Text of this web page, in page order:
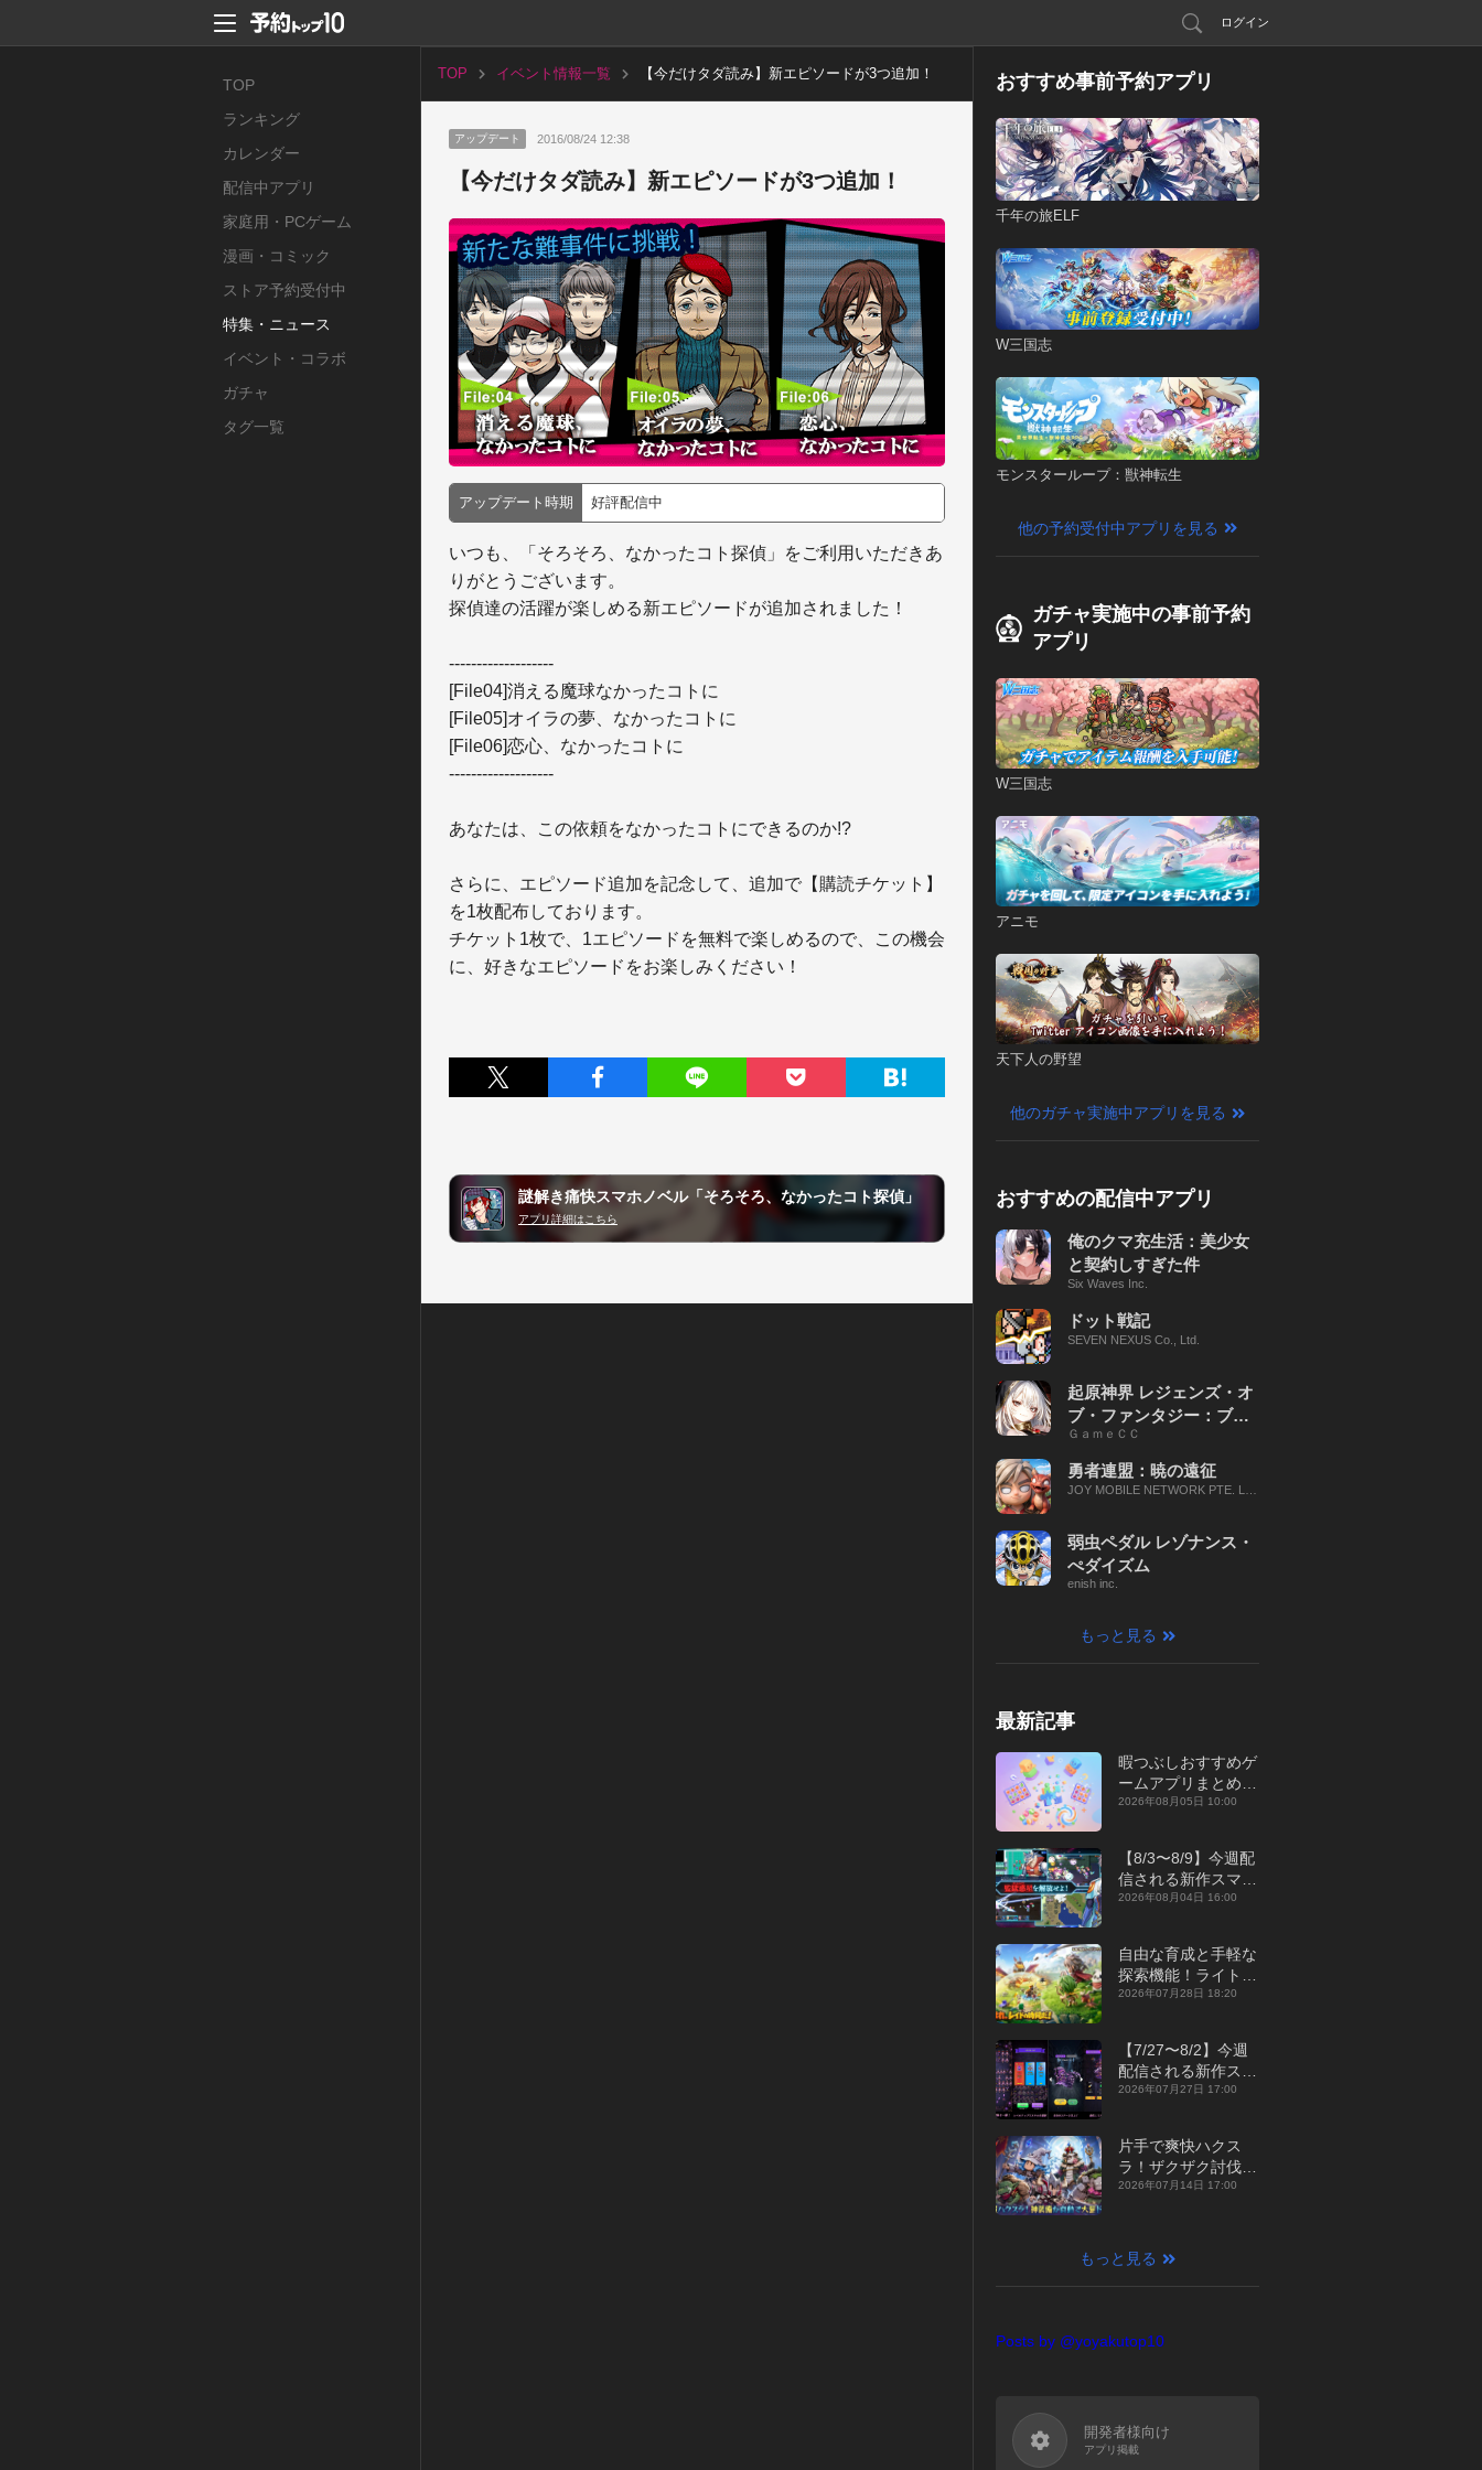
ログイン
TOP
ランキング
カレンダー
配信中アプリ
家庭用・PCゲーム
漫画・コミック
ストア予約受付中
特集・ニュース
イベント・コラボ
ガチャ
タグ一覧
TOP イベント情報一覧 【今だけタダ読み】新エピソードが3つ追加！
アップデート 2016/08/24 12:38
【今だけタダ読み】新エピソードが3つ追加！
アップデート時期 好評配信中
いつも、「そろそろ、なかったコト探偵」をご利用いただきあ
りがとうございます。
探偵達の活躍が楽しめる新エピソードが追加されました！
-------------------
[File04]消える魔球なかったコトに
[File05]オイラの夢、なかったコトに
[File06]恋心、なかったコトに
-------------------
あなたは、この依頼をなかったコトにできるのか!?
さらに、エピソード追加を記念して、追加で【購読チケット】
を1枚配布しております。
チケット1枚で、1エピソードを無料で楽しめるので、この機会
に、好きなエピソードをお楽しみください！
謎解き痛快スマホノベル「そろそろ、なかったコト探偵」
アプリ詳細はこちら
おすすめ事前予約アプリ
千年の旅ELF
W三国志
モンスターループ：獣神転生
他の予約受付中アプリを見る
ガチャ実施中の事前予約
アプリ
W三国志
アニモ
天下人の野望
他のガチャ実施中アプリを見る
おすすめの配信中アプリ
俺のクマ充生活：美少女
と契約しすぎた件
Six Waves Inc.
ドット戦記
SEVEN NEXUS Co., Ltd.
起原神界 レジェンズ・オ
ブ・ファンタジー：ブレ
イブ X
ＧａｍｅＣＣ
勇者連盟：暁の遠征
JOY MOBILE NETWORK PTE. LT
弱虫ペダル レゾナンス・
ぺダイズム
enish inc.
もっと見る
最新記事
暇つぶしおすすめゲ
ームアプリまとめ｜
オフライン対応あり
2026年08月05日 10:00
【8/3〜8/9】今週配
信される新作スマホ
ゲームをまとめてお
2026年08月04日 16:00
自由な育成と手軽な
探索機能！ライトカ
ジュアルMMORPG
征』【最新作PICKU
P】
2026年07月28日 18:20
【7/27〜8/2】今週
配信される新作スマ
ホゲームをまとめて
年】
2026年07月27日 17:00
片手で爽快ハクス
ラ！ザクザク討伐し
て神装備を集める放
【最新作PICKUP】
2026年07月14日 17:00
もっと見る
Posts by @yoyakutop10
開発者様向け
アプリ掲載